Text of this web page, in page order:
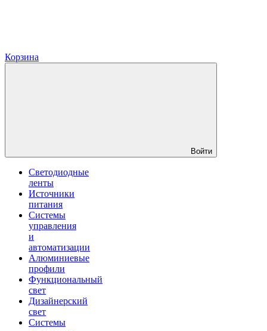
Корзина
Войти
Светодиодные
ленты
Источники
питания
Системы
управления
и
автоматизации
Алюминиевые
профили
Функциональный
свет
Дизайнерский
свет
Системы